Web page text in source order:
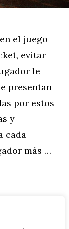
el juego
evitar
le
presentan
por estos
y
cada
más …